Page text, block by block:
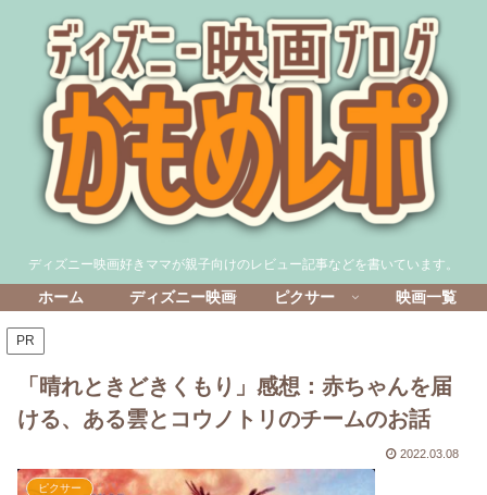
ディズニー映画好きママが親子向けのレビュー記事などを書いています。
ホーム ディズニー映画 ピクサー 映画一覧
PR
「晴れときどきくもり」感想：赤ちゃんを届
ける、ある雲とコウノトリのチームのお話
2022.03.08
ピクサー